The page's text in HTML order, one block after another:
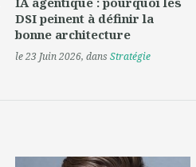
DSI peinent à définir la
bonne architecture
le 23 Juin 2026, dans Stratégie